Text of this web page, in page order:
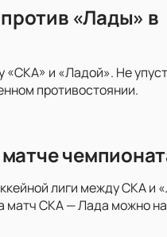
«Лады» в
и «Ладой». Не
противостоянии.
лиги между СКА и
матч СКА — Лада можно